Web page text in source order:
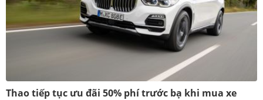
Thao tiếp tục ưu đãi 50% phí trước bạ khi mua xe